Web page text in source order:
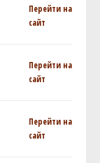
Перейти на
сайт
Перейти на
сайт
Перейти на
сайт